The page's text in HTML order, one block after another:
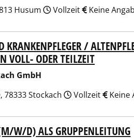
Husum
Vollzeit Keine
KRANKENPFLEGER /
VOLL- ODER TEILZEIT
GmbH
78333 Stockach
Vollzeit Keine
W/D) ALS GRUPPENLEITUNG